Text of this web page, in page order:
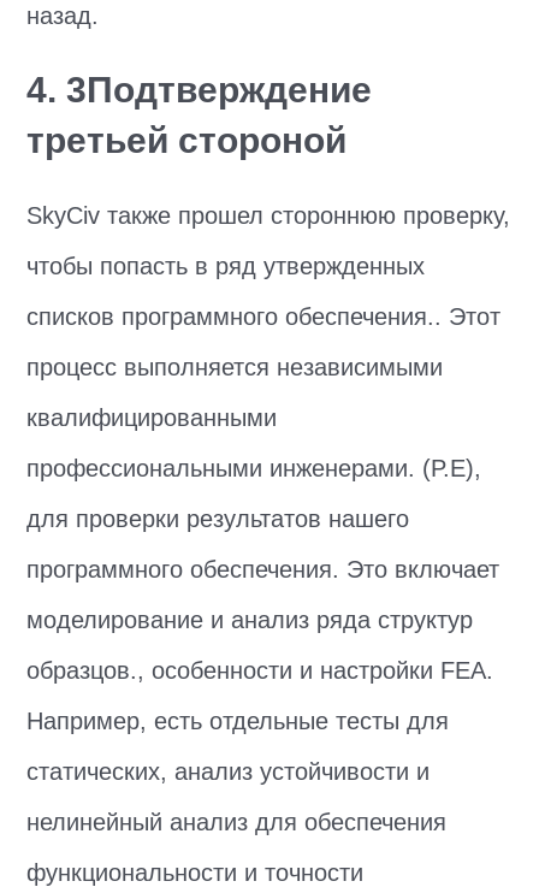
назад.
4. 3Подтверждение
третьей стороной
SkyCiv также прошел стороннюю проверку,
чтобы попасть в ряд утвержденных
списков программного обеспечения.. Этот
процесс выполняется независимыми
квалифицированными
профессиональными инженерами. (P.E),
для проверки результатов нашего
программного обеспечения. Это включает
моделирование и анализ ряда структур
образцов., особенности и настройки FEA.
Например, есть отдельные тесты для
статических, анализ устойчивости и
нелинейный анализ для обеспечения
функциональности и точности